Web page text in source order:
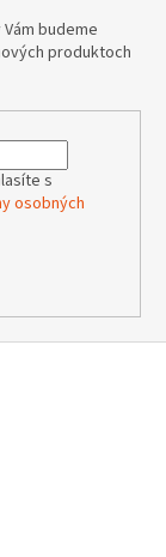
budeme
produktoch
s
osobných